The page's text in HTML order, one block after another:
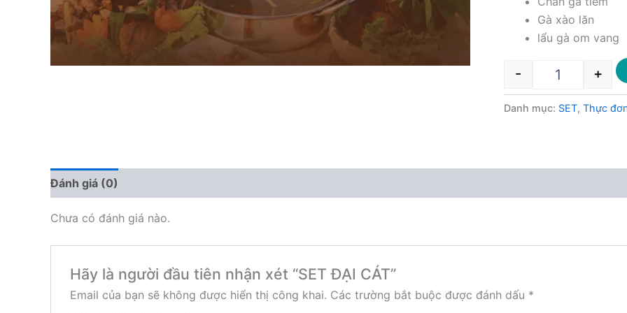
Gà xào lăn
lẩu gà om vang
- +
Danh mục: SET, Thực
Đánh giá (0)
Chưa có đánh giá nào.
Hãy là người đầu tiên nhận xét “SET ĐẠI CÁT”
Email của bạn sẽ không được hiển thị công khai. Các trường bắt buộc được đánh dấu *